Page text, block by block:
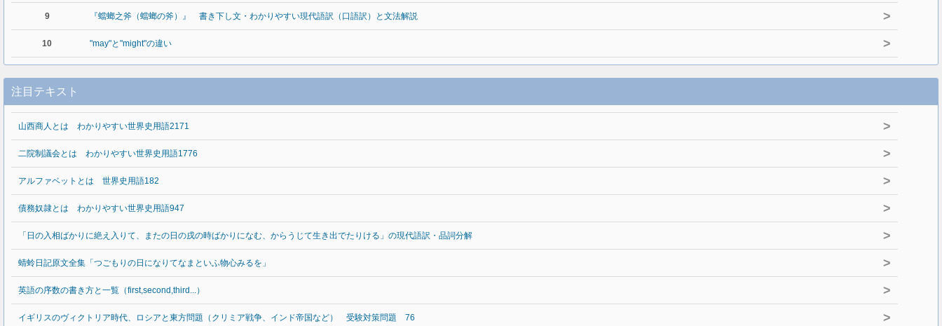
9 『蟷螂之斧（蟷螂の斧）』 書き下し文・わかりやすい現代語訳（口語訳）と文法解説 >
10 "may"と"might"の違い >
注目テキスト
山西商人とは わかりやすい世界史用語2171 >
二院制議会とは わかりやすい世界史用語1776 >
アルファベットとは 世界史用語182 >
債務奴隷とは わかりやすい世界史用語947 >
「日の入相ばかりに絶え入りて、またの日の戌の時ばかりになむ、からうじて生き出でたりける」の現代語訳・品詞分解 >
蜻蛉日記原文全集「つごもりの日になりてなまといふ物心みるを」 >
英語の序数の書き方と一覧（first,second,third...） >
イギリスのヴィクトリア時代、ロシアと東方問題（クリミア戦争、インド帝国など） 受験対策問題 76 >